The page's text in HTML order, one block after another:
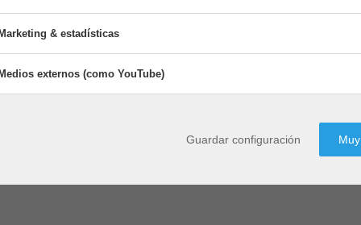
cookies esenciales permiten funciones básicas y son necesarias para
& estadísticas
por terceros para mostrar
personalizada. Lo hacen
visitantes a través de los sitios
Activadas
externos (como YouTube)
Medios externos (como
Guardar configuración